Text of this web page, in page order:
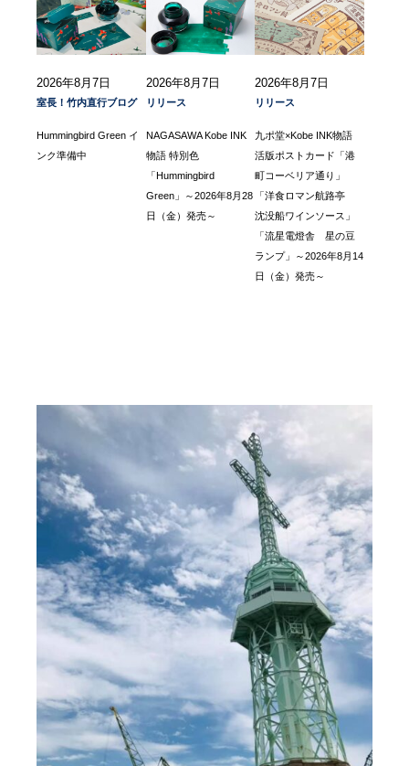
2026年8月7日
室長！竹内直行ブログ
Hummingbird Green イ
ンク準備中
2026年8月7日
リリース
NAGASAWA Kobe INK
物語 特別色
「Hummingbird
Green」～2026年8月28
日（金）発売～
2026年8月7日
リリース
九ポ堂×Kobe INK物語
活版ポストカード「港
町コーベリア通り」
「洋食ロマン航路亭
沈没船ワインソース」
「流星電燈舎 星の豆
ランプ」～2026年8月14
日（金）発売～